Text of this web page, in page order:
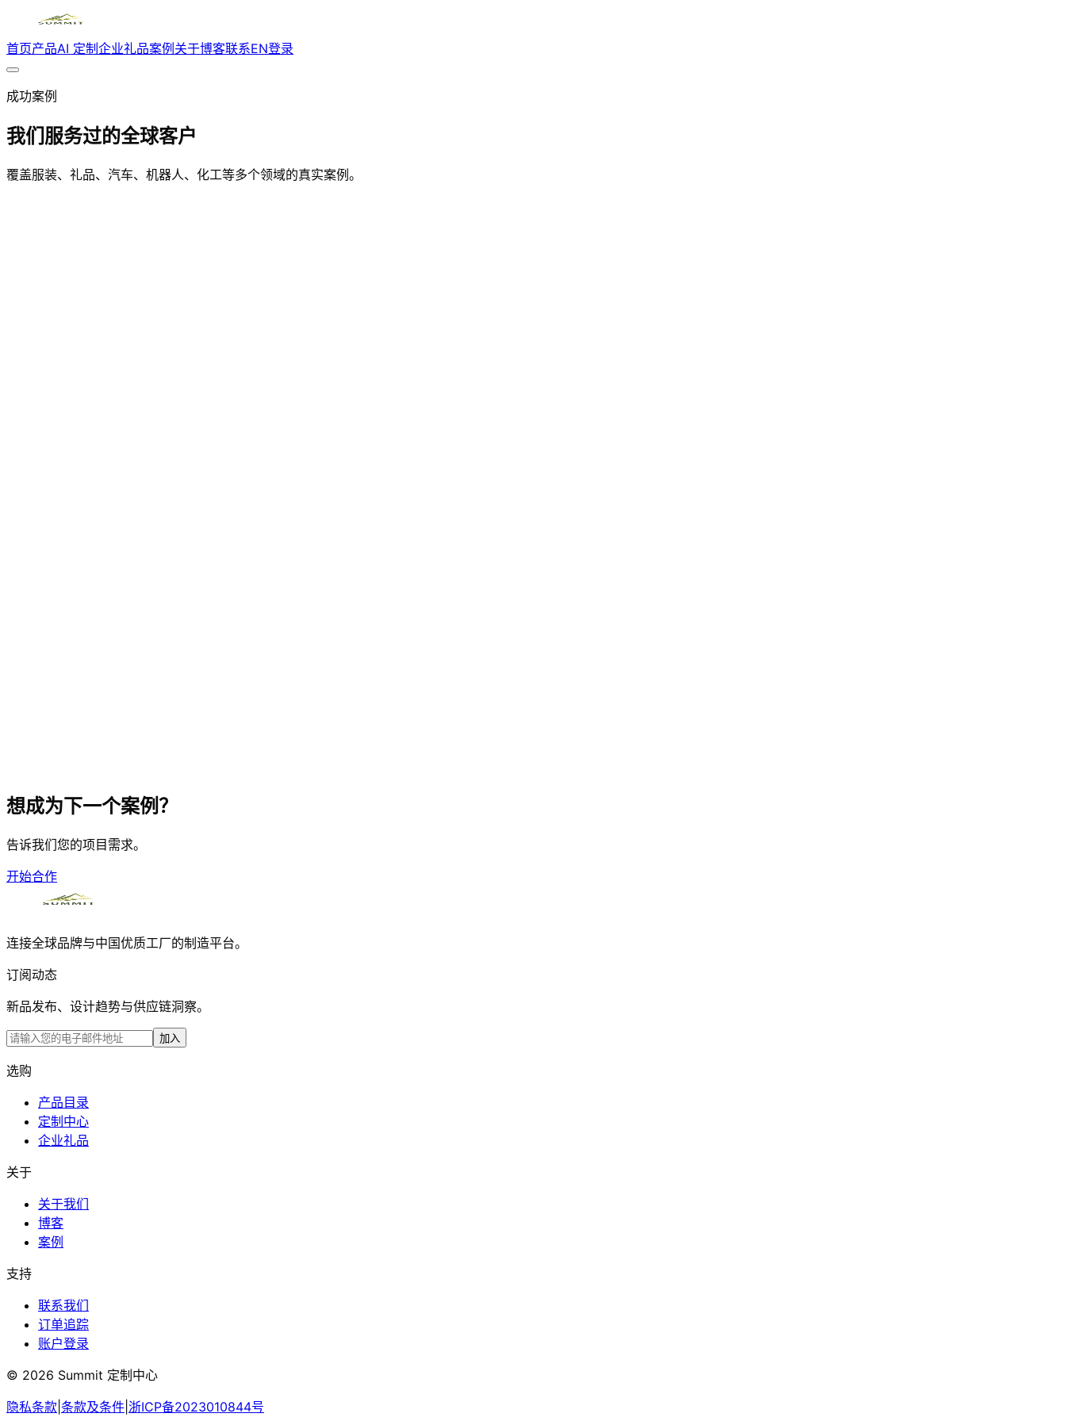
首页产品AI 定制 企业礼品案例 关于博客联系EN登录
成功案例
我们服务过的全球客户
覆盖服装、礼品、汽车、机器人、化工等多个领域的真实案例。
想成为下一个案例？
告诉我们您的项目需求。
开始合作
连接全球品牌与中国优质工厂的制造平台。
订阅动态
新品发布、设计趋势与供应链洞察。
加入
选购
产品目录
定制中心
企业礼品
关于
关于我们
博客
案例
支持
联系我们
订单追踪
账户登录
© 2026 Summit 定制中心
隐私条款 条款及条件 浙ICP备2023010844号